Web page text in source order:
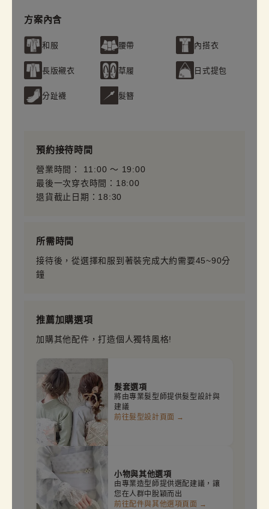
方案內含
和服 腰帶 內搭衣
長版襯衣 草履 日式提包
分趾襪 髮簪
預約接待時間
營業時間： 11:00 〜 19:00
最後一次穿衣時間：18:00
退貨截止日期：18:30
所需時間
接待後，從選擇和服到著裝完成大約需要45~90分
鐘
推薦加購選項
加購其他配件，打造個人獨特風格!
髮套選項
將由專業髮型師提供髮型設計與
建議
前往髮型設計頁面 →
小物與其他選項
由專業造型師提供選配建議，讓
您在人群中脫穎而出
前往配件與其他選項頁面 →